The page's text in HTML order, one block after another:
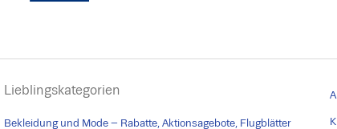
Lieblingskategorien
Bekleidung und Mode – Rabatte, Aktionsagebote, Flugblätter